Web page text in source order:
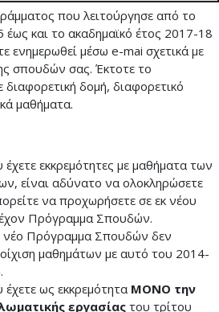
που λειτούργησε από το
και το ακαδημαϊκό έτος 2017-18
ενημερωθεί μέσω e-mai σχετικά με
σπουδών σας. Έκτοτε το
δομή, διαφορετικό
μαθήματα.
εκκρεμότητες με μαθήματα των
είναι αδύνατο να ολοκληρώσετε
να προχωρήσετε σε εκ νέου
Πρόγραμμα Σπουδών.
νέο Πρόγραμμα Σπουδών δεν
μαθημάτων με αυτό του 2014-
ως εκκρεμότητα ΜΟΝΟ την
εργασίαςτου τρίτου